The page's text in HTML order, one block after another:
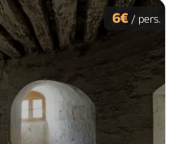
6€/ pers.